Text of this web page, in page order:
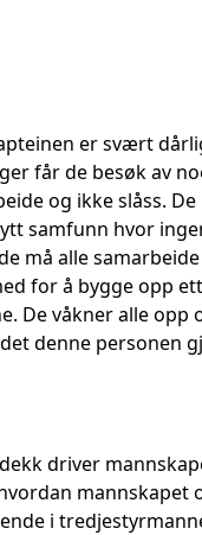
er svært
får de besøk av
og ikke slåss.
samfunn hvor
må alle
for å bygge opp
De våkner alle opp
denne personen
driver
mannskapet
i